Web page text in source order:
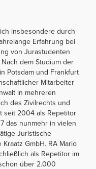
insbesondere durch
Erfahrung bei
von Jurastudenten
dem Studium der
Potsdam und Frankfurt
Mitarbeiter
in mehreren
des Zivilrechts und
seit 2004 als Repetitor
das nunmehr in vielen
Juristische
GmbH. RA Mario
als Repetitor im
über 2.000